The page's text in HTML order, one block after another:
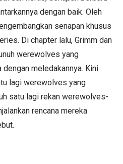
dengan baik. Oleh
senapan khusus
Di chapter lalu, Grimm dan
werewolves yang
meledakannya. Kini
lagi werewolves yang
satu lagi rekan werewolves-
rencana mereka